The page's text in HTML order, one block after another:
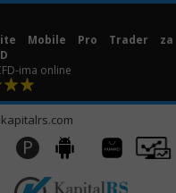
Mobile Pro Trader za
ima online
P Android
Huawei
AppGallery
Pro
Trader